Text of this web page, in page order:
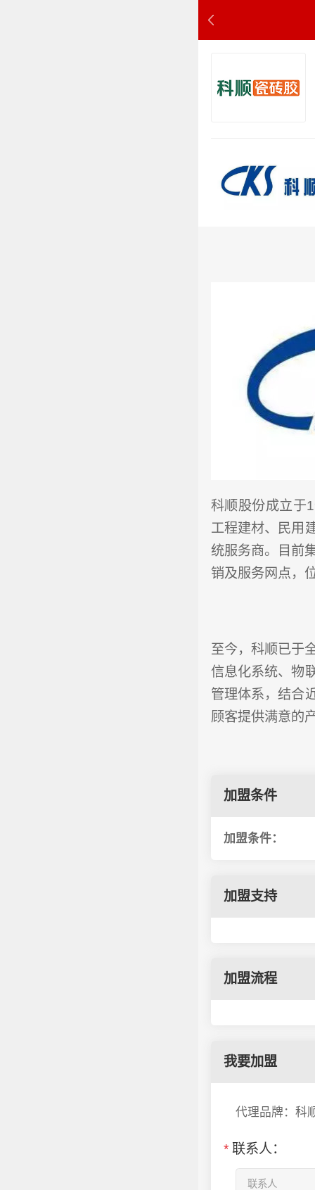
科顺股份成立于
工程建材、民用
统服务商。目前
销及服务网点，
至今，科顺已于
信息化系统、物
管理体系，结合
顾客提供满意的
加盟条件
加盟条件：
加盟支持
加盟流程
我要加盟
代理品牌：科
* 联系人：